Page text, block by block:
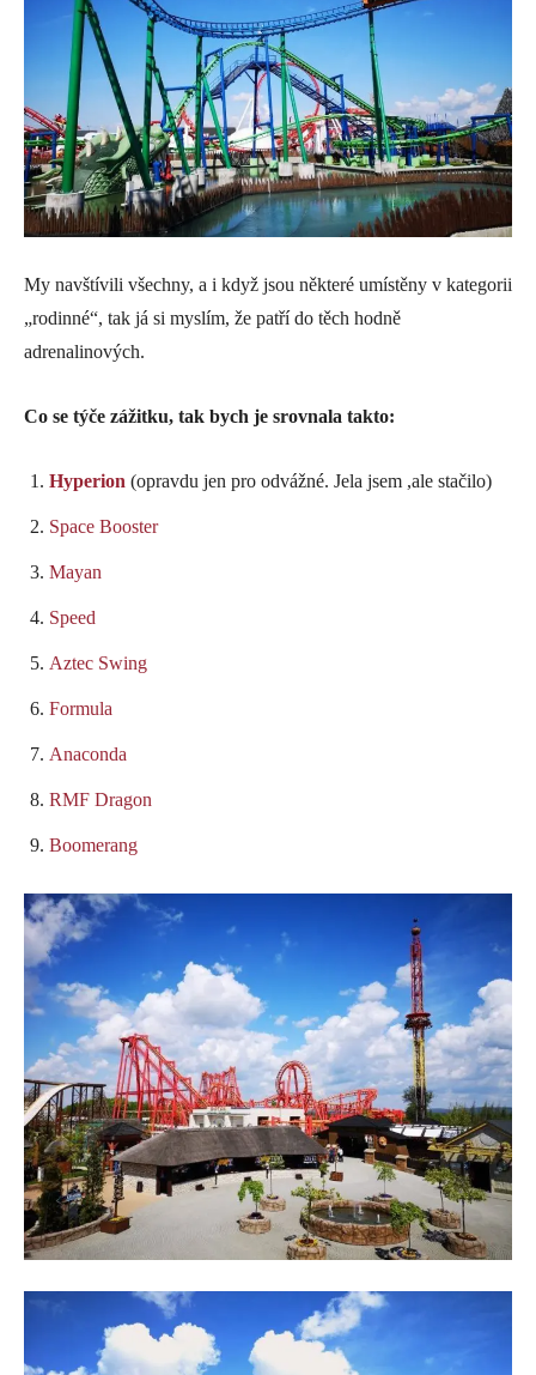
My navštívili všechny, a i když jsou některé umístěny v kategorii
„rodinné“, tak já si myslím, že patří do těch hodně
adrenalinových.
Co se týče zážitku, tak bych je srovnala takto:
Hyperion (opravdu jen pro odvážné. Jela jsem ,ale stačilo)
Space Booster
Mayan
Speed
Aztec Swing
Formula
Anaconda
RMF Dragon
Boomerang